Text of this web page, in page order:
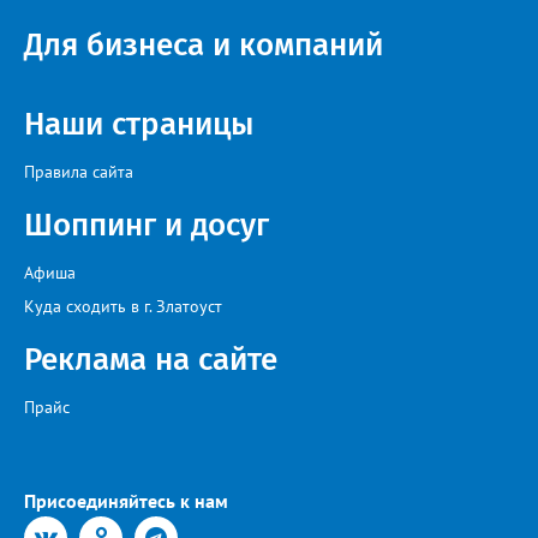
Для бизнеса и компаний
Наши страницы
Правила сайта
Шоппинг и досуг
Афиша
Куда сходить в г. Златоуст
Реклама на сайте
Прайс
Присоединяйтесь к нам